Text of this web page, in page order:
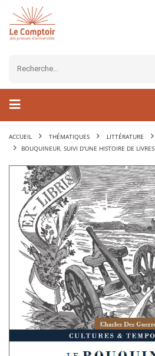
ACCUEIL THÉMATIQUES LITTÉRATURE
BOUQUINEUR, SUIVI D'UNE HISTOIRE DE LIVRES